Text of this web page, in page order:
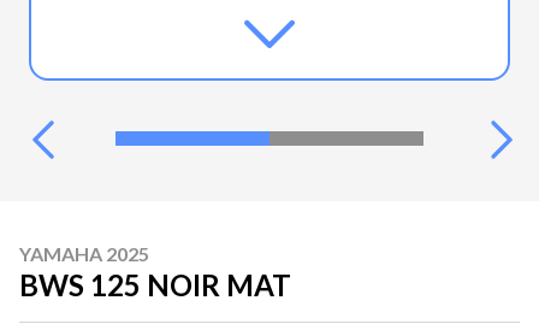
YAMAHA 2025
BWS 125 NOIR MAT